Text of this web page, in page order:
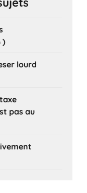
)
lourd
pas au